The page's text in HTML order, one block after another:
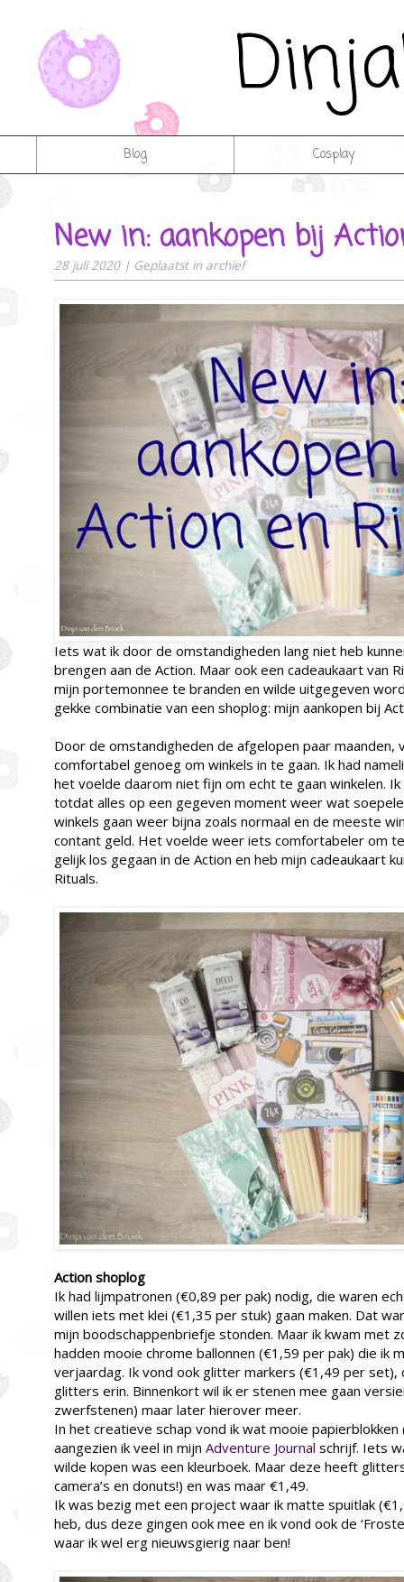
Blog Cosplay
New in: aankopen bij
28 juli 2020 | Geplaatst in archief
Iets wat ik door de omstandigheden lang niet heb
brengen aan de Action. Maar ook een cadeaukaart van
mijn portemonnee te branden en wilde uitgegeven
gekke combinatie van een shoplog: mijn aankopen bij
Door de omstandigheden de afgelopen paar maanden,
comfortabel genoeg om winkels in te gaan. Ik had
het voelde daarom niet fijn om echt te gaan winkelen.
totdat alles op een gegeven moment weer wat
winkels gaan weer bijna zoals normaal en de meeste
contant geld. Het voelde weer iets comfortabeler om
gelijk los gegaan in de Action en heb mijn cadeaukaart
Rituals.
Action shoplog
Ik had lijmpatronen (€0,89 per pak) nodig, die waren
willen iets met klei (€1,35 per stuk) gaan maken. Dat
mijn boodschappenbriefje stonden. Maar ik kwam met
hadden mooie chrome ballonnen (€1,59 per pak) die ik
verjaardag. Ik vond ook glitter markers (€1,49 per set),
glitters erin. Binnenkort wil ik er stenen mee gaan
zwerfstenen) maar later hierover meer.
In het creatieve schap vond ik wat mooie
aangezien ik veel in mijn Adventure Journal schrijf. Iets
wilde kopen was een kleurboek. Maar deze heeft
camera’s en donuts!) en was maar €1,49.
Ik was bezig met een project waar ik matte spuitlak
heb, dus deze gingen ook mee en ik vond ook de
waar ik wel erg nieuwsgierig naar ben!